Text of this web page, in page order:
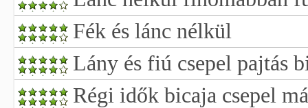
Fék és lánc nélkül
Lány és fiú csepel pajtás
Régi idők bicaja csepel